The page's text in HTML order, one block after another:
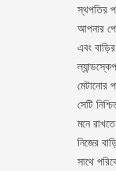
স্থপতির
আপনার
এবং
মেটানোর
সেটি
মনে
নিজের
সাথে